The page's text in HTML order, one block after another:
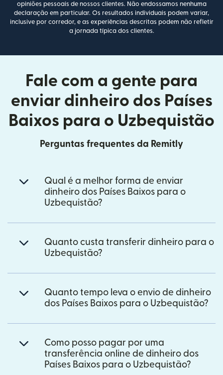
opiniões pessoais de nossos clientes. Não endossamos nenhuma
declaração em particular. Os resultados individuais podem variar,
inclusive por corredor, e as experiências descritas podem não refletir
a jornada típica dos clientes.
Fale com a gente para
enviar dinheiro dos Países
Baixos para o Uzbequistão
Perguntas frequentes da Remitly
Qual é a melhor forma de enviar
dinheiro dos Países Baixos para o
Uzbequistão?
Quanto custa transferir dinheiro para o
Uzbequistão?
Quanto tempo leva o envio de dinheiro
dos Países Baixos para o Uzbequistão?
Como posso pagar por uma
transferência online de dinheiro dos
Países Baixos para o Uzbequistão?